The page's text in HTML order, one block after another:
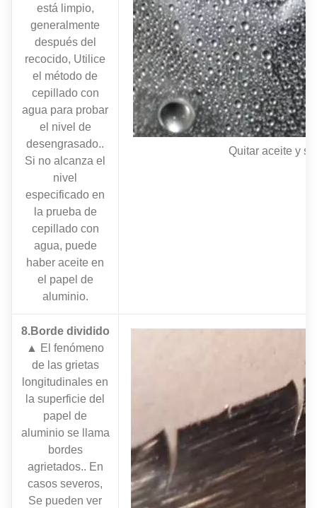
está limpio,
generalmente
después del
recocido, Utilice
el método de
cepillado con
agua para probar
el nivel de
desengrasado..
Si no alcanza el
nivel
especificado en
la prueba de
cepillado con
agua, puede
haber aceite en
el papel de
aluminio.
Quitar aceite y
8.Borde dividido
▲ El fenómeno
de las grietas
longitudinales en
la superficie del
papel de
aluminio se llama
bordes
agrietados.. En
casos severos,
Se pueden ver